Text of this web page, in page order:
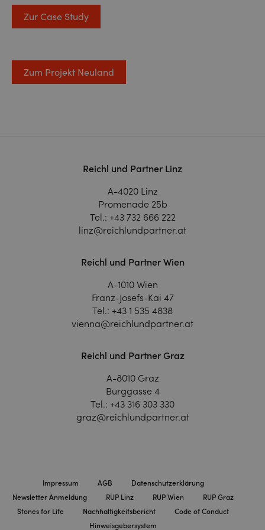
Zur Case Study
Zum Projekt Neuland
Reichl und Partner Linz
A-4020 Linz
Promenade 25b
Tel.: +43 732 666 222
linz@reichlundpartner.at
Reichl und Partner Wien
A-1010 Wien
Franz-Josefs-Kai 47
Tel.: +43 1 535 4838
vienna@reichlundpartner.at
Reichl und Partner Graz
A-8010 Graz
Burggasse 4
Tel.: +43 316 303 330
graz@reichlundpartner.at
Impressum AGB
Datenschutzerklärung
Newsletter Anmeldung
RUP Linz RUP Wien
RUP Graz
Stones for Life
Nachhaltigkeitsbericht
Code of Conduct
Hinweisgebersystem